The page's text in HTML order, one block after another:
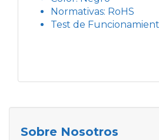
Normativas: RoHS
Test de
Sobre Nosotros